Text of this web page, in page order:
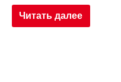
Читать далее